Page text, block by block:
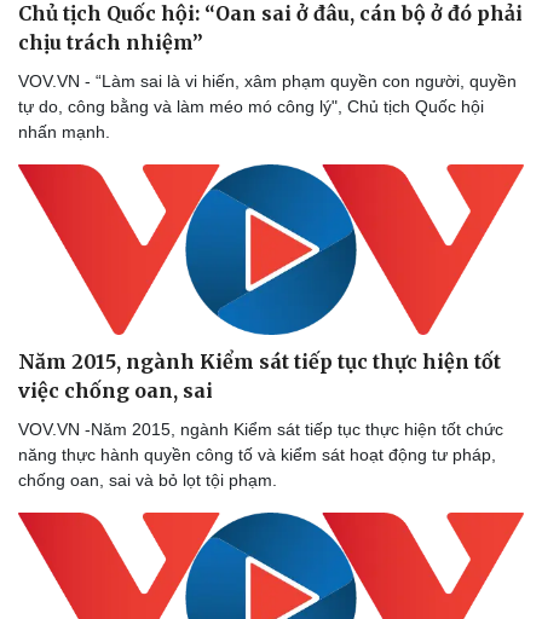
Chủ tịch Quốc hội: “Oan sai ở đâu, cán bộ ở đó phải
chịu trách nhiệm”
VOV.VN - “Làm sai là vi hiến, xâm phạm quyền con người, quyền
tự do, công bằng và làm méo mó công lý", Chủ tịch Quốc hội
nhấn mạnh.
Năm 2015, ngành Kiểm sát tiếp tục thực hiện tốt
việc chống oan, sai
VOV.VN -Năm 2015, ngành Kiểm sát tiếp tục thực hiện tốt chức
năng thực hành quyền công tố và kiểm sát hoạt động tư pháp,
chống oan, sai và bỏ lọt tội phạm.